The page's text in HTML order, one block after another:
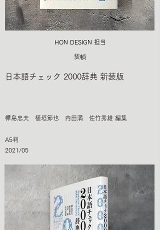
HON DESIGN​ 担当
装幀
日本語チェック 2000辞典 新装版
樺島忠夫 植垣節也 内田満 佐竹秀雄 編集
A5判
2021/05